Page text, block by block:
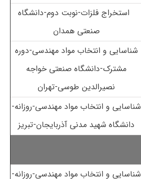
استخراج فلزات-نوبت دوم-دانشگاه
صنعتی همدان
شناسایی و انتخاب مواد مهندسی-دوره
مشترک-دانشگاه صنعتی خواجه
نصیرالدین طوسی-تهران
شناسایی و انتخاب مواد مهندسی-روزانه-
دانشگاه شهید مدنی آذربایجان-تبریز
شناسایی و انتخاب مواد مهندسی-روزانه-